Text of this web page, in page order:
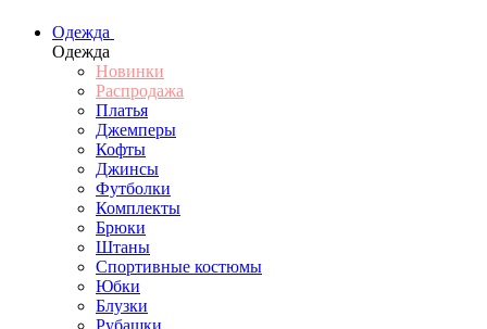
Одежда
Одежда
Новинки
Распродажа
Платья
Джемперы
Кофты
Джинсы
Футболки
Комплекты
Брюки
Штаны
Спортивные костюмы
Юбки
Блузки
Рубашки